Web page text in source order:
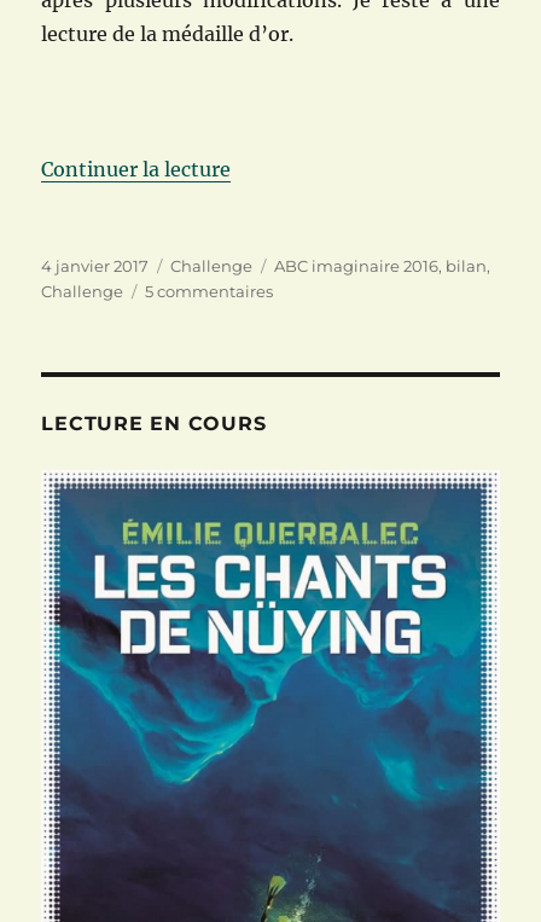
lecture de la médaille d’or.
Continuer la lecture
Publié
le
4 janvier 2017 Catégories
Challenge Étiquettes
ABC imaginaire 2016, bilan,
Challenge
5 commentairessur
personnel
LECTURE EN COURS